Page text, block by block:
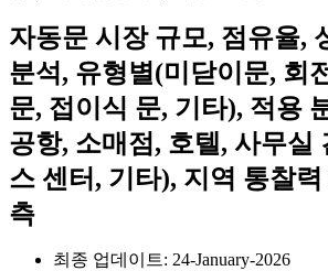
자동문 시장 규모, 점유율,
분석, 유형별(미닫이문, 회
문, 접이식 문, 기타), 적용
공항, 소매점, 호텔, 사무실
스 센터, 기타), 지역 통찰력
측
최종 업데이트: 24-January-2026